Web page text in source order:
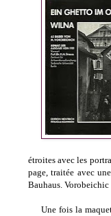
étroites avec les
page, traitée avec
Bauhaus.
Une fois la